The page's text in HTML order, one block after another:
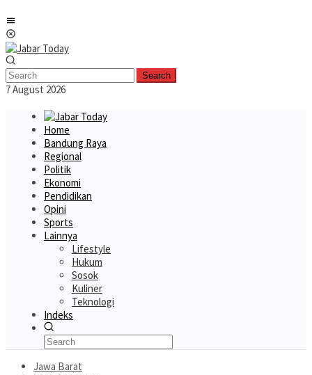
to
content
Search
7 August 2026
Home
Bandung Raya
Regional
Politik
Ekonomi
Pendidikan
Opini
Sports
Lainnya
Lifestyle
Hukum
Sosok
Kuliner
Teknologi
Indeks
Jawa Barat